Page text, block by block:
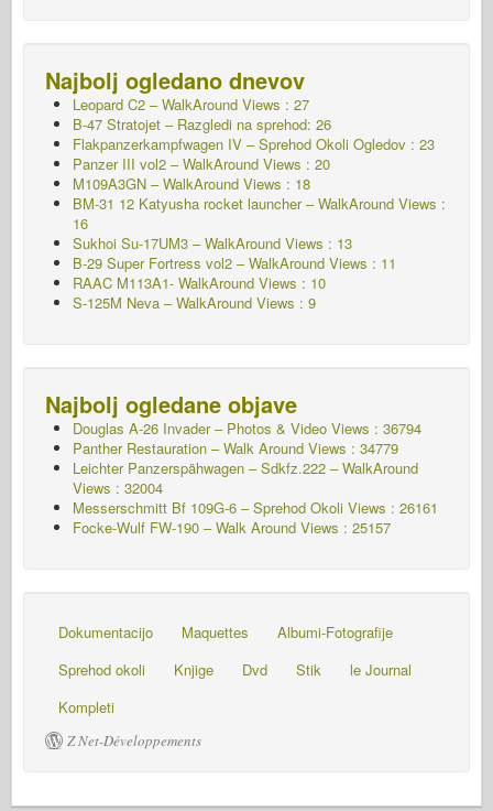
Najbolj ogledano dnevov
Leopard C2 – WalkAround Views : 27
B-47 Stratojet – Razgledi na sprehod: 26
Flakpanzerkampfwagen IV – Sprehod Okoli Ogledov : 23
Panzer III vol2 – WalkAround Views : 20
M109A3GN – WalkAround Views : 18
BM-31 12 Katyusha rocket launcher – WalkAround Views :
16
Sukhoi Su-17UM3 – WalkAround Views : 13
B-29 Super Fortress vol2 – WalkAround Views : 11
RAAC M113A1- WalkAround Views : 10
S-125M Neva – WalkAround Views : 9
Najbolj ogledane objave
Douglas A-26 Invader – Photos & Video Views : 36794
Panther Restauration – Walk Around Views : 34779
Leichter Panzerspähwagen – Sdkfz.222 – WalkAround
Views : 32004
Messerschmitt Bf 109G-6 – Sprehod Okoli Views : 26161
Focke-Wulf FW-190 – Walk Around Views : 25157
Dokumentacijo Maquettes
Albumi-Fotografije
Sprehod okoli
Knjige Dvd Stik
le Journal
Kompleti
Z Net-Développements